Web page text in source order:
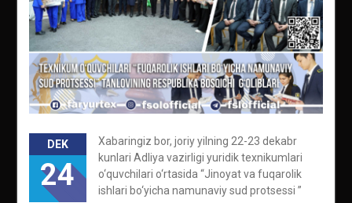
DEK
24
Xabaringiz bor, joriy yilning 22-23 dekabr
kunlari Adliya vazirligi yuridik texnikumlari
o‘quvchilari o‘rtasida “Jinoyat va fuqarolik
ishlari bo‘yicha namunaviy sud protsessi ”